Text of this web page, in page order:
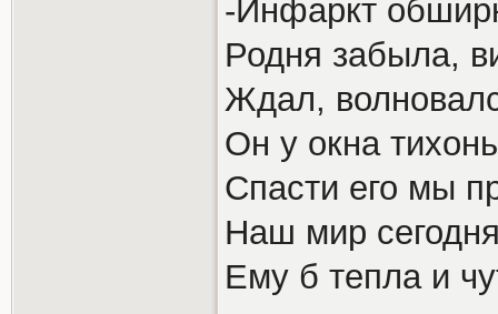
-Инфаркт
Родня забыла,
Ждал,
Он у окна
Спасти его мы
Наш мир
Ему б тепла и